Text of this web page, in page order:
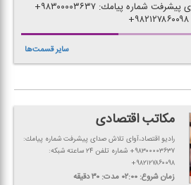
رادیو اقتصاد،آوای تلاش صدای پیشرفت شماره پیامك: ۹۸۳۰۰۰۰۳۶۳۷+
سایر قسمت‌ها
مكاتب اقتصادی
رادیو اقتصاد،آوای تلاش صدای پیشرفت شماره پیامك:
۹۸۳۰۰۰۰۳۶۳۷+ شماره تلفن ۲۴ ساعته شبكه:
۹۸۲۱۲۷۸۶۰۰۹۸+
زمان شروع: ۰۲:۰۰ مدت: ۳۰دقیقه